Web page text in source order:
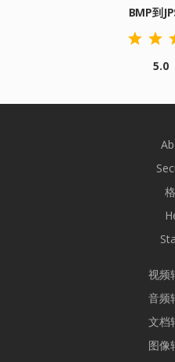
BMP到
5.0
视频
音频
文档
图像